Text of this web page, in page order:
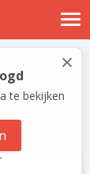
×
te bekijken